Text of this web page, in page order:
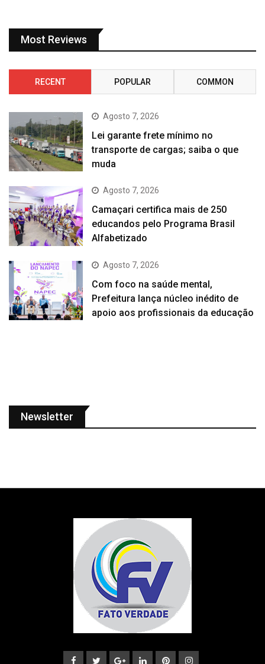
Most Reviews
RECENT POPULAR COMMON
Agosto 7, 2026
Lei garante frete mínimo no
transporte de cargas; saiba o que
muda
Agosto 7, 2026
Camaçari certifica mais de 250
educandos pelo Programa Brasil
Alfabetizado
Agosto 7, 2026
Com foco na saúde mental,
Prefeitura lança núcleo inédito de
apoio aos profissionais da educação
Newsletter